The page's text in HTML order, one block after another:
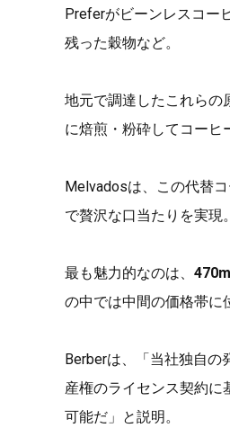
Preferがビーンレスコー
残った穀物など。
地元で調達したこれらの
に焙煎・粉砕してコーヒ
Melvadosは、この代替
で贅沢な口当たりを実現。
最も魅力的なのは、
の中では中間の価格帯に
Berberは、「当社独自
産権のライセンス契約に
可能だ」と説明。